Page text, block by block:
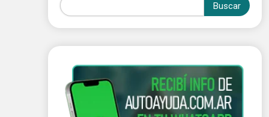
Buscar